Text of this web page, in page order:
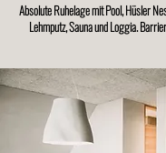
Absolute Ruhelage mit Pool, Hüsler
Lehmputz, Sauna und Loggia.